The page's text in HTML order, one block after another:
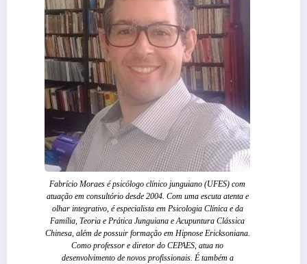
Fabrício Moraes é psicólogo clínico junguiano (UFES) com
atuação em consultório desde 2004. Com uma escuta atenta e
olhar integrativo, é especialista em Psicologia Clínica e da
Família, Teoria e Prática Junguiana e Acupuntura Clássica
Chinesa, além de possuir formação em Hipnose Ericksoniana.
Como professor e diretor do CEPAES, atua no
desenvolvimento de novos profissionais. É também a